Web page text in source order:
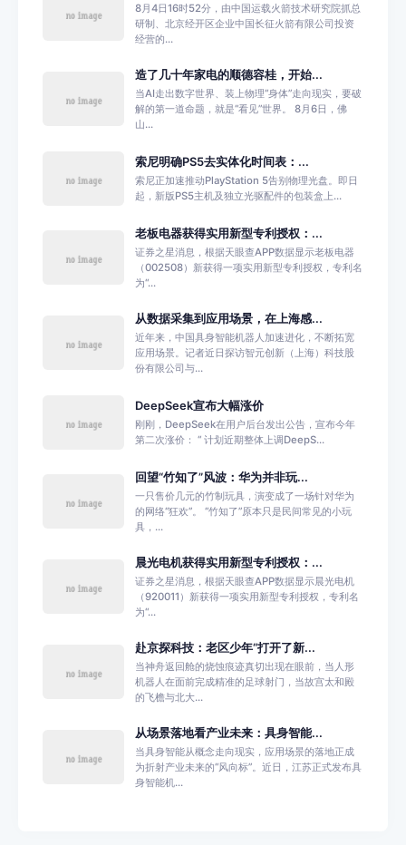
8月4日16时52分，由中国运载火箭技术研究院抓总
研制、北京经开区企业中国长征火箭有限公司投资
经营的...
造了几十年家电的顺德容桂，开始...
当AI走出数字世界、装上物理“身体”走向现实，要破
解的第一道命题，就是“看见”世界。 8月6日，佛
山...
索尼明确PS5去实体化时间表：...
索尼正加速推动PlayStation 5告别物理光盘。即日
起，新版PS5主机及独立光驱配件的包装盒上...
老板电器获得实用新型专利授权：...
证券之星消息，根据天眼查APP数据显示老板电器
（002508）新获得一项实用新型专利授权，专利名
为“...
从数据采集到应用场景，在上海感...
近年来，中国具身智能机器人加速进化，不断拓宽
应用场景。记者近日探访智元创新（上海）科技股
份有限公司与...
DeepSeek宣布大幅涨价
刚刚，DeepSeek在用户后台发出公告，宣布今年
第二次涨价： “ 计划近期整体上调DeepS...
回望“竹知了”风波：华为并非玩...
一只售价几元的竹制玩具，演变成了一场针对华为
的网络“狂欢”。 “竹知了”原本只是民间常见的小玩
具，...
晨光电机获得实用新型专利授权：...
证券之星消息，根据天眼查APP数据显示晨光电机
（920011）新获得一项实用新型专利授权，专利名
为“...
赴京探科技：老区少年“打开了新...
当神舟返回舱的烧蚀痕迹真切出现在眼前，当人形
机器人在面前完成精准的足球射门，当故宫太和殿
的飞檐与北大...
从场景落地看产业未来：具身智能...
当具身智能从概念走向现实，应用场景的落地正成
为折射产业未来的“风向标”。近日，江苏正式发布具
身智能机...